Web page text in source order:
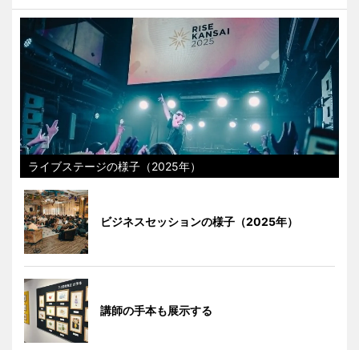
ライブステージの様子（2025年）
ビジネスセッションの様子（2025年）
講師の手本も展示する